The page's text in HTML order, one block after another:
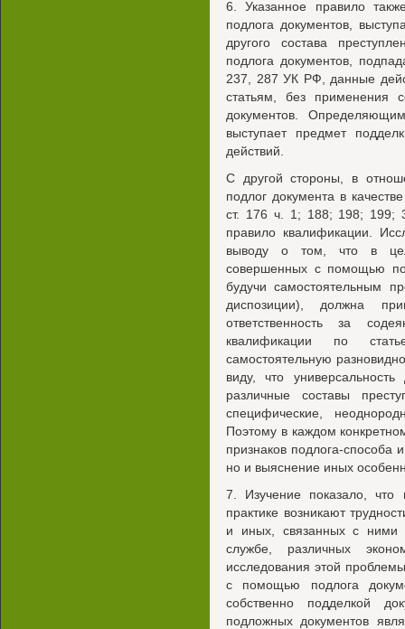
6. Указанное правило
подлога документов,
другого состава
подлога документов,
237, 287 УК РФ, данные
статьям, без применения
документов.
выступает предмет
действий.
С другой стороны, в
подлог документа в
ст. 176 ч. 1; 188; 198; 199;
правило квалификации.
выводу о том, что в
совершенных с помощью
будучи самостоятельным
диспозиции), должна
ответственность за
квалификации по
самостоятельную
виду, что
различные составы
специфические,
Поэтому в каждом
признаков подлога-способа
но и выяснение иных
7. Изучение показало, что
практике возникают
и иных, связанных с ними
службе, различных
исследования этой
с помощью подлога
собственно подделкой
подложных документов